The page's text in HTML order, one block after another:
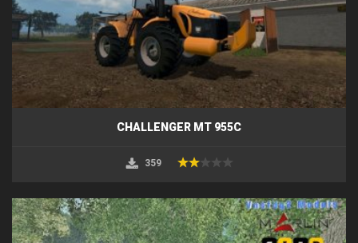
CHALLENGER MT 955C
359